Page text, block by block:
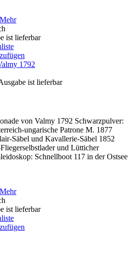
Mehr
ist lieferbar
ist lieferbar
von Valmy 1792 Schwarzpulver:
ungarische Patrone M. 1877
Säbel und Kavallerie-Säbel 1852
und Lütticher
Schnellboot 117 in der Ostsee
Mehr
ist lieferbar